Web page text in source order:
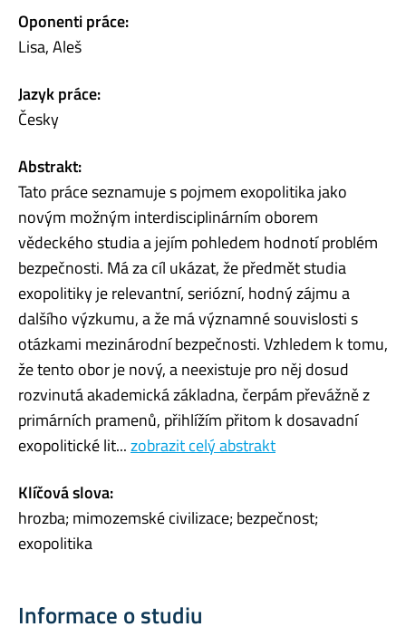
Oponenti práce:
Lisa, Aleš
Jazyk práce:
Česky
Abstrakt:
Tato práce seznamuje s pojmem exopolitika jako
novým možným interdisciplinárním oborem
vědeckého studia a jejím pohledem hodnotí problém
bezpečnosti. Má za cíl ukázat, že předmět studia
exopolitiky je relevantní, seriózní, hodný zájmu a
dalšího výzkumu, a že má významné souvislosti s
otázkami mezinárodní bezpečnosti. Vzhledem k tomu,
že tento obor je nový, a neexistuje pro něj dosud
rozvinutá akademická základna, čerpám převážně z
primárních pramenů, přihlížím přitom k dosavadní
exopolitické lit...zobrazit celý abstrakt
Klíčová slova:
hrozba; mimozemské civilizace; bezpečnost;
exopolitika
Informace o studiu